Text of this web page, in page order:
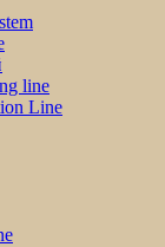
line
Line